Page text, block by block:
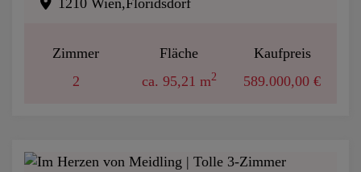
Zimmer
2
Fläche
ca. 95,21 m2
Kaufpreis
589.000,00 €